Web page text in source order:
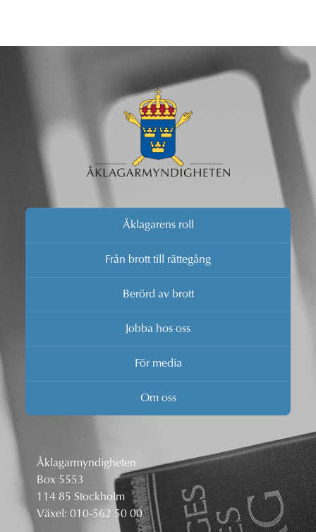
Åklagarens roll
Från brott till rättegång
Berörd av brott
Jobba hos oss
För media
Om oss
Åklagarmyndigheten
Box 5553
114 85 Stockholm
Växel: 010-562 50 00